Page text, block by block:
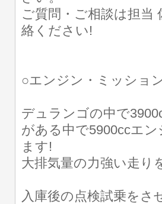
ご質問・ご相談は担当
絡ください!
○エンジン・ミッショ
デュランゴの中で
がある中で5900ccエ
ます!
大排気量の力強い走り
入庫後の点検試乗を